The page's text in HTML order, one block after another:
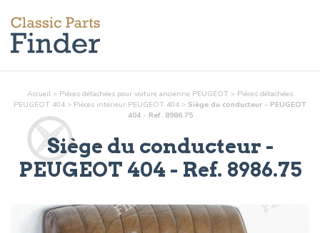
Accueil > Pièces détachées pour voiture ancienne PEUGEOT > Pièces détachées
PEUGEOT 404 > Pièces intérieur PEUGEOT 404 > Siège du conducteur - PEUGEOT
404 - Ref. 8986.75
Siège du conducteur -
PEUGEOT 404 - Ref. 8986.75